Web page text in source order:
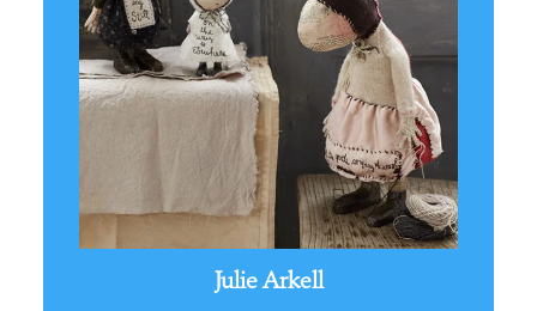
Julie Arkell